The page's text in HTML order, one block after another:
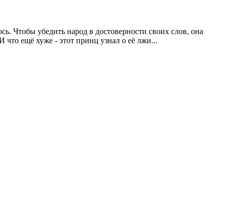
Чтобы убедить народ в достоверности своих слов, она
что ещё хуже - этот принц узнал о её лжи...